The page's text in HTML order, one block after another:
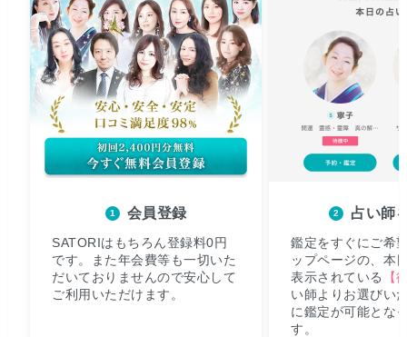
会員登録
SATORIはもちろん登録料0円
です。また年会費等も一切いた
だいておりませんので安心して
ご利用いただけます。
占い師
鑑定をすぐにご希
ップページの、本
表示されている
【
い師よりお選びい
に鑑定が可能とな
す。